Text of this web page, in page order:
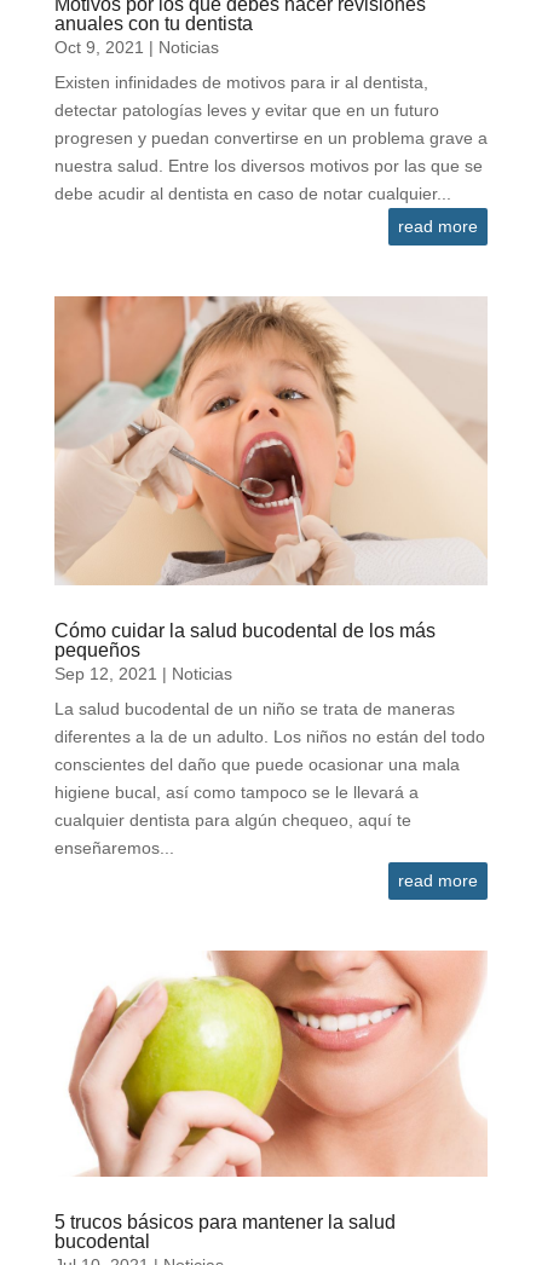
Motivos por los que debes hacer revisiones
anuales con tu dentista
Oct 9, 2021 | Noticias
Existen infinidades de motivos para ir al dentista,
detectar patologías leves y evitar que en un futuro
progresen y puedan convertirse en un problema grave a
nuestra salud. Entre los diversos motivos por las que se
debe acudir al dentista en caso de notar cualquier...
read more
Cómo cuidar la salud bucodental de los más
pequeños
Sep 12, 2021 | Noticias
La salud bucodental de un niño se trata de maneras
diferentes a la de un adulto. Los niños no están del todo
conscientes del daño que puede ocasionar una mala
higiene bucal, así como tampoco se le llevará a
cualquier dentista para algún chequeo, aquí te
enseñaremos...
read more
5 trucos básicos para mantener la salud
bucodental